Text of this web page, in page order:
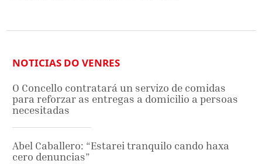
NOTICIAS DO VENRES
O Concello contratará un servizo de comidas
para reforzar as entregas a domicilio a persoas
necesitadas
Abel Caballero: “Estarei tranquilo cando haxa
cero denuncias”